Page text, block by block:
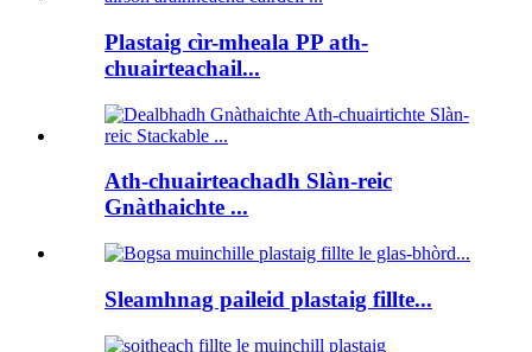
Plastaig cìr-mheala PP ath-
chuairteachail...
Ath-chuairteachadh Slàn-reic
Gnàthaichte ...
Sleamhnag paileid plastaig fillte...